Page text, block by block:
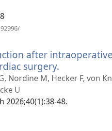
janela)
after
surgery.
uma
janela)
Nordine M, Hecker F, von
U
2026;40(1):38-48.